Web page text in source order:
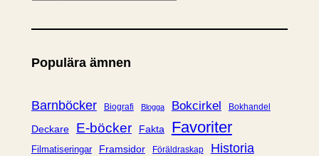
t
g
r
Populära ämnen
Barnböcker Biografi Blogga Bokcirkel Bokhandel
Deckare E-böcker Fakta Favoriter
Filmatiseringar Framsidor Föräldraskap Historia